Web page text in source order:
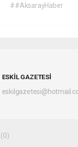
##AksarayHaber
ESKİL GAZETESİ
(0)